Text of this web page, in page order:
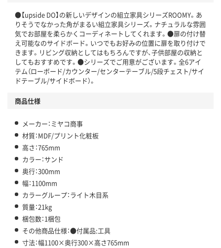
●【upside DO】の新しいデザインの組立家具シリーズROOMY。あ
りそうでなかった角がまるい組立家具シリーズ。ナチュラルな雰囲
気でお部屋を柔らかくコーディネートしてくれます。●扉の付け替
え可能なのサイドボード。いつでもお好みの位置に扉を取り付けで
きます。リビング収納としてはもちろんですが、子供部屋の収納と
してもおすすめです。●シリーズでご用意がございます。全6アイ
テム（ローボード/カウンター/センターテーブル/5段チェスト/サイ
ドテーブル/サイドボード）。
商品仕様
メーカー：ミヤコ商事
材質：MDF/プリント化粧板
高さ：765mm
カラー：サンド
奥行：300mm
幅：1100mm
カラーグループ：ライト木目系
質量：21kg
梱包数：1梱包
その他商品仕様：●付属品:工具
寸法：幅1100×奥行300×高さ765mm